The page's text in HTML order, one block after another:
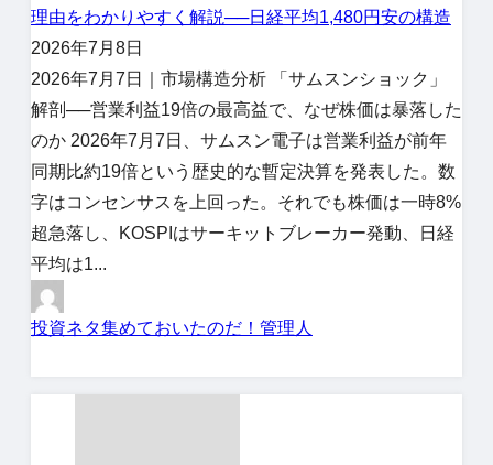
理由をわかりやすく解説──日経平均1,480円安の構造
2026年7月8日
2026年7月7日｜市場構造分析 「サムスンショック」
解剖──営業利益19倍の最高益で、なぜ株価は暴落した
のか 2026年7月7日、サムスン電子は営業利益が前年
同期比約19倍という歴史的な暫定決算を発表した。数
字はコンセンサスを上回った。それでも株価は一時8%
超急落し、KOSPIはサーキットブレーカー発動、日経
平均は1...
投資ネタ集めておいたのだ！管理人